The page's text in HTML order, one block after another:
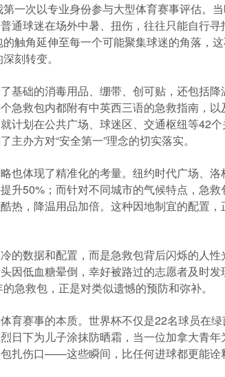
一次以专业身份参与大型体育赛事评估。
通球迷在场外中暑、扭伤，往往只能自行寻
触角延伸至每一个可能聚集球迷的角落，
刻转变。
基础的消毒用品、绷带、创可贴，还包括
急救包内都附有中英西三语的急救指南，
计划在公共广场、球迷区、交通枢纽等42个
办方对“安全第一”理念的切实落实。
也体现了精准化的考量。纽约时代广场、
升50%；而针对不同城市的气候特点，急
热，降温用品加倍。这种因地制宜的配置
的数据和配置，而是急救包背后闪烁的人
因低血糖晕倒，幸好被路过的志愿者及时
急救包，正是对类似遗憾的预防和弥补。
育赛事的本质。世界杯不仅是22名球员在
日下为儿子涂抹防晒霜，当一位加拿大青
扎伤口——这些瞬间，比任何进球都更能诠